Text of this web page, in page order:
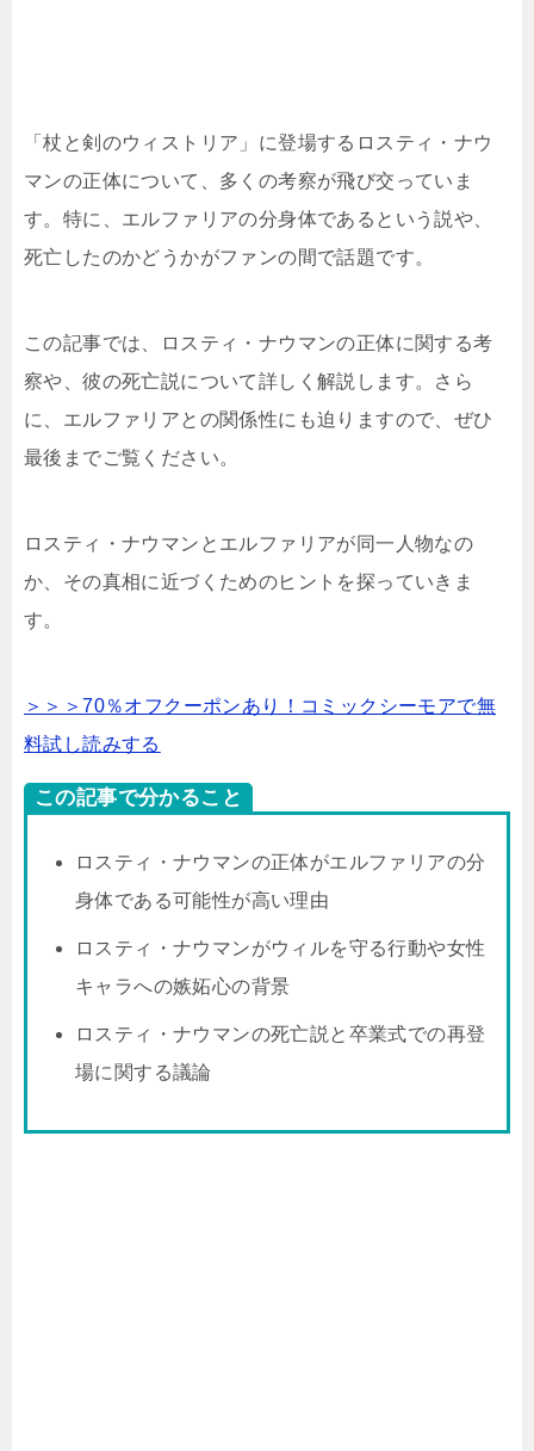
「杖と剣のウィストリア」に登場するロスティ・ナウ
マンの正体について、多くの考察が飛び交っていま
す。特に、エルファリアの分身体であるという説や、
死亡したのかどうかがファンの間で話題です。
この記事では、ロスティ・ナウマンの正体に関する考
察や、彼の死亡説について詳しく解説します。さら
に、エルファリアとの関係性にも迫りますので、ぜひ
最後までご覧ください。
ロスティ・ナウマンとエルファリアが同一人物なの
か、その真相に近づくためのヒントを探っていきま
す。
＞＞＞70％オフクーポンあり！コミックシーモアで無
料試し読みする
この記事で分かること
ロスティ・ナウマンの正体がエルファリアの分
身体である可能性が高い理由
ロスティ・ナウマンがウィルを守る行動や女性
キャラへの嫉妬心の背景
ロスティ・ナウマンの死亡説と卒業式での再登
場に関する議論